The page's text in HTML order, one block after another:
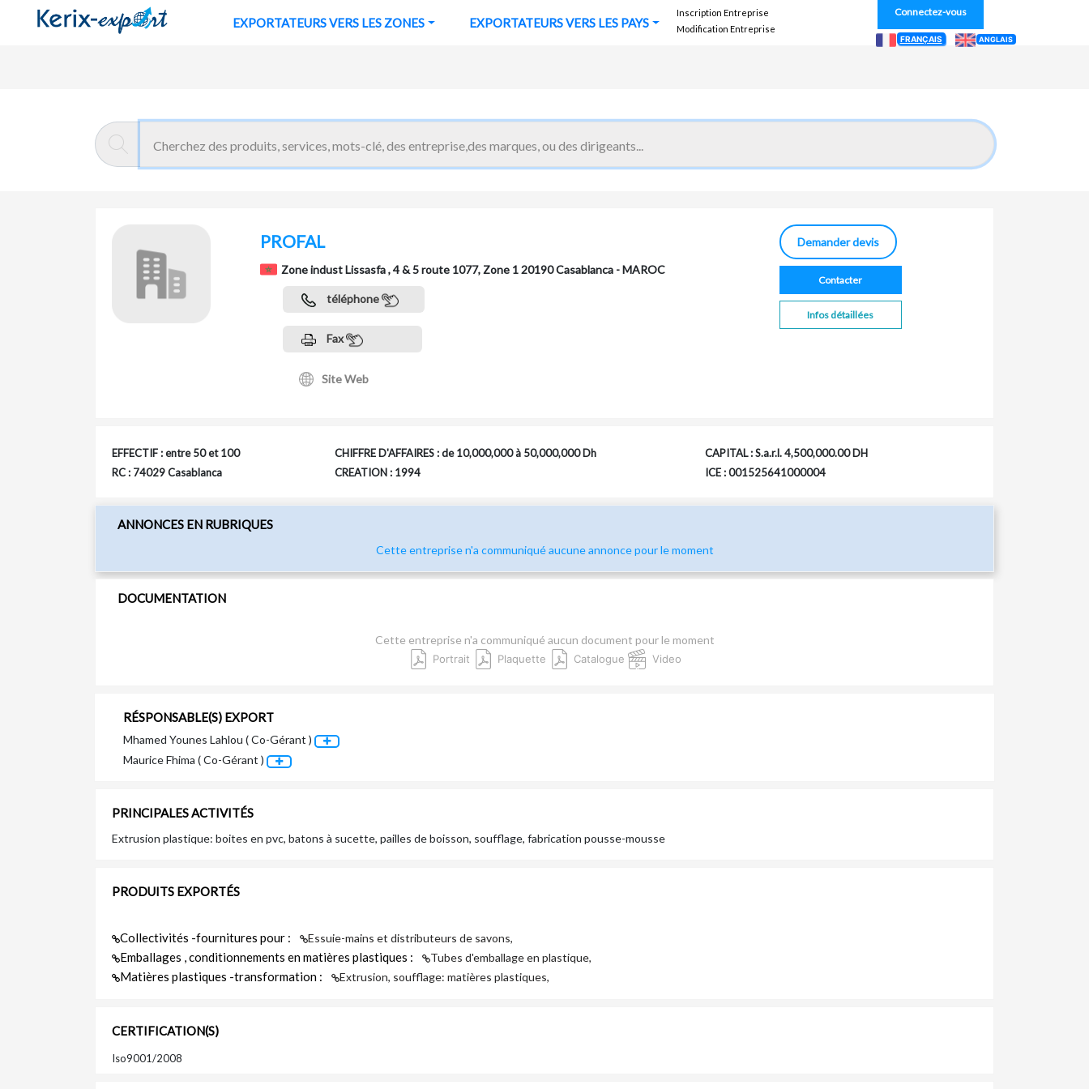
EXPORTATEURS VERS LES ZONES EXPORTATEURS VERS LES PAYS
Inscription Entreprise
Modification Entreprise
Connectez-vous
FRANÇAIS ANGLAIS
Retour
PROFAL
Zone indust Lissasfa , 4 & 5 route 1077, Zone 1 20190 Casablanca - MAROC
téléphone
Fax
Site Web
Demander devis
Contacter
Infos détaillées
EFFECTIF : entre 50 et 100 CHIFFRE D'AFFAIRES : de 10,000,000 à 50,000,000 Dh
CAPITAL : S.a.r.l. 4,500,000.00 DH
RC : 74029 Casablanca
CREATION : 1994 ICE : 001525641000004
ANNONCES EN RUBRIQUES
Cette entreprise n'a communiqué aucune annonce pour le moment
DOCUMENTATION
Cette entreprise n'a communiqué aucun document pour le moment
Portrait Plaquette Catalogue Video
RÉSPONSABLE(S) EXPORT
Mhamed Younes Lahlou ( Co-Gérant )
Maurice Fhima ( Co-Gérant )
PRINCIPALES ACTIVITÉS
Extrusion plastique: boites en pvc, batons à sucette, pailles de boisson, soufflage, fabrication pousse-mousse
PRODUITS EXPORTÉS
Collectivités -fournitures pour : Essuie-mains et distributeurs de savons,
Emballages , conditionnements en matières plastiques : Tubes d'emballage en plastique,
Matières plastiques -transformation : Extrusion, soufflage: matières plastiques,
CERTIFICATION(S)
Iso9001/2008